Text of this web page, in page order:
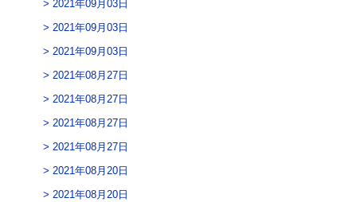
2021年09月03日
2021年09月03日
2021年09月03日
2021年08月27日
2021年08月27日
2021年08月27日
2021年08月27日
2021年08月20日
2021年08月20日